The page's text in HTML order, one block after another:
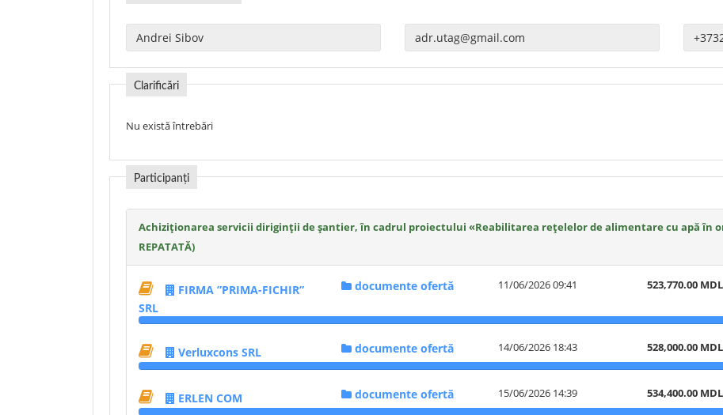
Clarificări
Nu există întrebări
Participanți
Achiziţionarea servicii diriginţii de şantier, în cadrul proiectului «Reabilitarea rețelelor de alimentare cu apă în
REPATATĂ)
FIRMA ”PRIMA-FICHIR”
SRL
documente ofertă 11/06/2026 09:41 523,770.00 MDL
Verluxcons SRL documente ofertă 14/06/2026 18:43 528,000.00 MDL
ERLEN COM documente ofertă 15/06/2026 14:39 534,400.00 MDL